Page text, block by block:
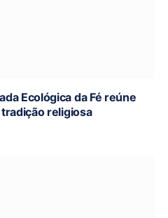
Ecológica da Fé reúne
religiosa